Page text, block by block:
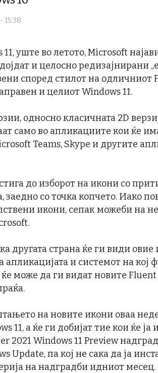
15:38
11, уште во летото, Microsoft
и целосно редизајнирани
според стилот на одличниот
и целиот Windows 11.
односно класичната 2D
само во апликациите кои ќе
Teams, Skype и другите
до изборот на икони со
заедно со точка копчето. Иако
икони, сепак можеби на
другата страна ќе ги види
и системот на кој
може да ги видат новите
на новите икони оваа
11, а ќе ги добијат тие кои ќе ја
2021 Windows 11 Preview
Update, па кој не сака да ја
на надградби идниот месец.